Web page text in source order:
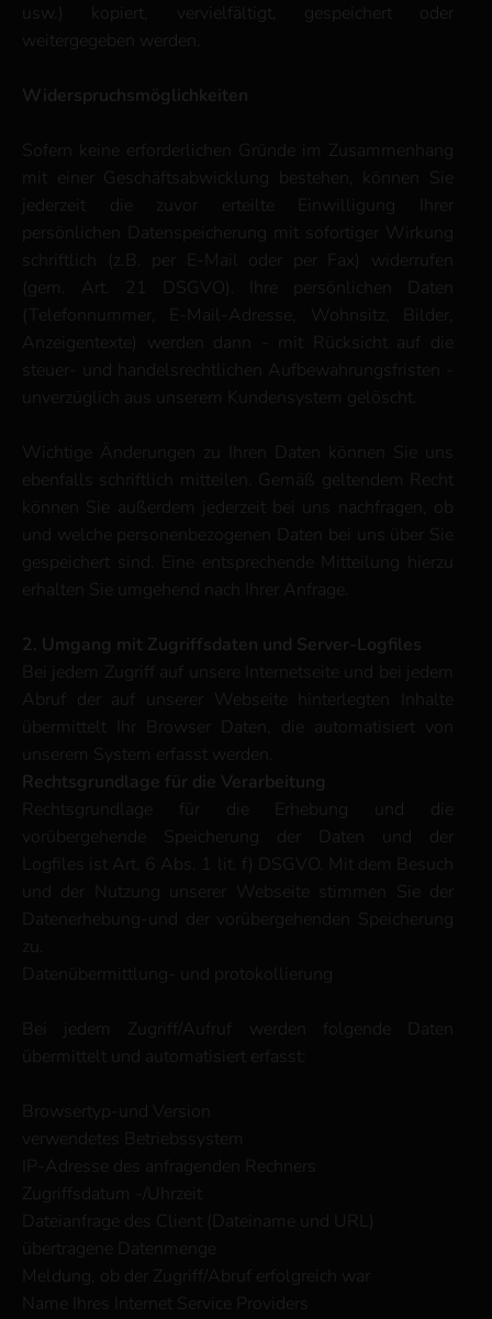
usw.) kopiert, vervielfältigt, gespeichert oder
weitergegeben werden.
Widerspruchsmöglichkeiten
Sofern keine erforderlichen Gründe im Zusammenhang
mit einer Geschäftsabwicklung bestehen, können Sie
jederzeit die zuvor erteilte Einwilligung Ihrer
persönlichen Datenspeicherung mit sofortiger Wirkung
schriftlich (z.B. per E-Mail oder per Fax) widerrufen
(gem. Art. 21 DSGVO). Ihre persönlichen Daten
(Telefonnummer, E-Mail-Adresse, Wohnsitz, Bilder,
Anzeigentexte) werden dann - mit Rücksicht auf die
steuer- und handelsrechtlichen Aufbewahrungsfristen -
unverzüglich aus unserem Kundensystem gelöscht.
Wichtige Änderungen zu Ihren Daten können Sie uns
ebenfalls schriftlich mitteilen. Gemäß geltendem Recht
können Sie außerdem jederzeit bei uns nachfragen, ob
und welche personenbezogenen Daten bei uns über Sie
gespeichert sind. Eine entsprechende Mitteilung hierzu
erhalten Sie umgehend nach Ihrer Anfrage.
2. Umgang mit Zugriffsdaten und Server-Logfiles
Bei jedem Zugriff auf unsere Internetseite und bei jedem
Abruf der auf unserer Webseite hinterlegten Inhalte
übermittelt Ihr Browser Daten, die automatisiert von
unserem System erfasst werden.
Rechtsgrundlage für die Verarbeitung
Rechtsgrundlage für die Erhebung und die
vorübergehende Speicherung der Daten und der
Logfiles ist Art. 6 Abs. 1 lit. f) DSGVO. Mit dem Besuch
und der Nutzung unserer Webseite stimmen Sie der
Datenerhebung-und der vorübergehenden Speicherung
zu.
Datenübermittlung- und protokollierung
Bei jedem Zugriff/Aufruf werden folgende Daten
übermittelt und automatisiert erfasst:
Browsertyp-und Version
verwendetes Betriebssystem
IP-Adresse des anfragenden Rechners
Zugriffsdatum -/Uhrzeit
Dateianfrage des Client (Dateiname und URL)
übertragene Datenmenge
Meldung, ob der Zugriff/Abruf erfolgreich war
Name Ihres Internet Service Providers